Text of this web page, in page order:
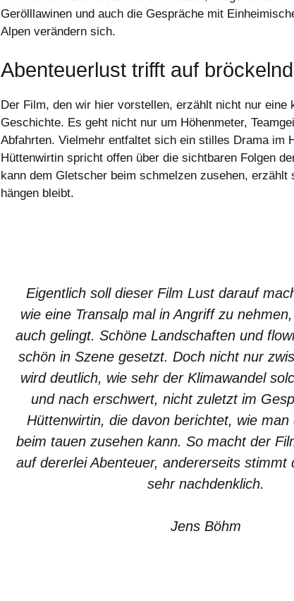
Gerölllawinen und auch die Gespräche mit
Alpen verändern sich.
Abenteuerlust trifft auf
Der Film, den wir hier vorstellen, erzählt nicht nur eine
Geschichte. Es geht nicht nur um Höhenmeter,
Abfahrten. Vielmehr entfaltet sich ein stilles Drama im
Hüttenwirtin spricht offen über die sichtbaren Folgen
kann dem Gletscher beim schmelzen zusehen, erzählt
hängen bleibt.
Eigentlich soll dieser Film Lust darauf
wie eine Transalp mal in Angriff zu
auch gelingt. Schöne Landschaften und
schön in Szene gesetzt. Doch nicht nur
wird deutlich, wie sehr der Klimawandel
und nach erschwert, nicht zuletzt im
Hüttenwirtin, die davon berichtet, wie
beim tauen zusehen kann. So macht der
auf dererlei Abenteuer, andererseits stimmt
sehr nachdenklich.
Jens Böhm